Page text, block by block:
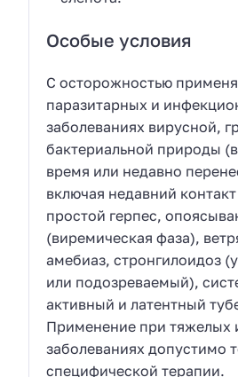
Особые условия
C осторожностью
паразитарных и
заболеваниях вирусной,
бактериальной природы
время или недавно
включая недавний
простой герпес,
(виремическая фаза),
амебиаз, стронгилоидоз
или подозреваемый),
активный и латентный
Применение при тяжелых
заболеваниях допустимо
специфической терапии.